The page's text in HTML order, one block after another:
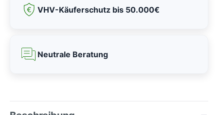
VHV-Käuferschutz bis 50.000€
Neutrale Beratung